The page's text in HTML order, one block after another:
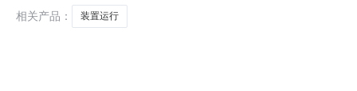
相关产品：
装置运行